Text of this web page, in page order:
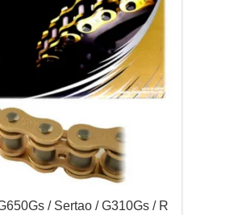
/ Sertao / G310Gs / R